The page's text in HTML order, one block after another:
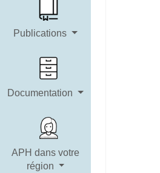
Publications
Documentation
APH dans votre
région